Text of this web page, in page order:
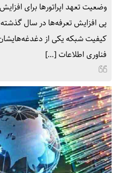
وضعیت تعهد اپراتورها برای
پی افزایش تعرفه‌ها در سال
کیفیت شبکه یکی از دغدغه‌هایشان
فناوری اطلاعات […]